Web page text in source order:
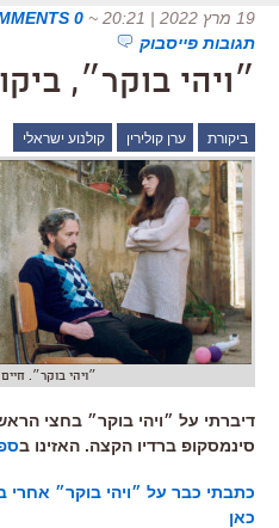
19 מרץ 2022 | 20:21 ~
0 COMMENTS
תגובות פייסבוק
״ויהי בוקר״,
ביקורת ערן קולירין קולנוע ישראלי
״ויהי בוקר״.
דיברתי על ״ויהי בוקר״ בחצי
סינמסקופ ברדיו הקצה. האזינו ב
כתבתי כבר על ״ויהי בוקר״
כאן